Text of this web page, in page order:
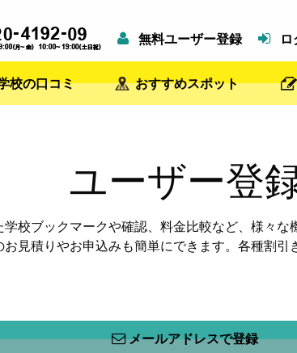
無料ユーザー登録
校の口コミ おすすめスポット
ユーザー登
学校ブックマークや確認、料金比較など、様々な
お見積りやお申込みも簡単にできます。各種割引
メールアドレスで登録